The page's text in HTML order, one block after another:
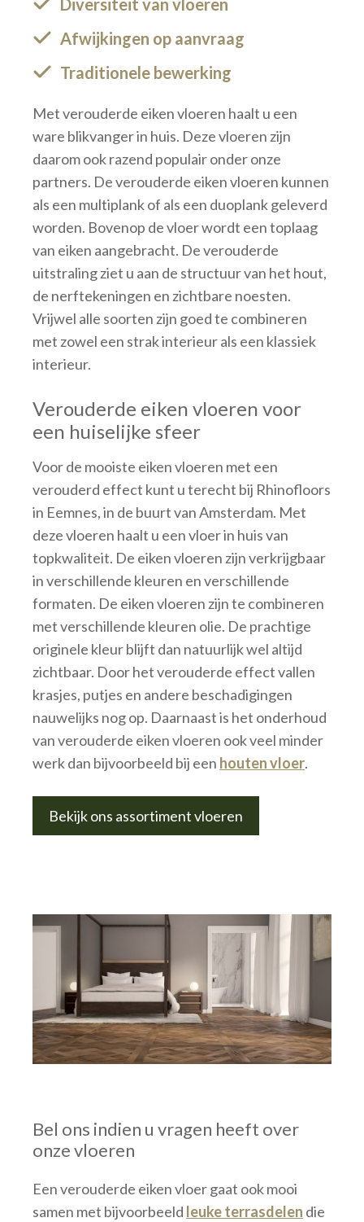
Met verouderde eiken vloeren haalt u een
ware blikvanger in huis. Deze vloeren zijn
daarom ook razend populair onder onze
partners. De verouderde eiken vloeren kunnen
als een multiplank of als een duoplank geleverd
worden. Bovenop de vloer wordt een toplaag
van eiken aangebracht. De verouderde
uitstraling ziet u aan de structuur van het hout,
de nerftekeningen en zichtbare noesten.
Vrijwel alle soorten zijn goed te combineren
met zowel een strak interieur als een klassiek
interieur.
Verouderde eiken vloeren voor
een huiselijke sfeer
Voor de mooiste eiken vloeren met een
verouderd effect kunt u terecht bij Rhinofloors
in Eemnes, in de buurt van Amsterdam. Met
deze vloeren haalt u een vloer in huis van
topkwaliteit. De eiken vloeren zijn verkrijgbaar
in verschillende kleuren en verschillende
formaten. De eiken vloeren zijn te combineren
met verschillende kleuren olie. De prachtige
originele kleur blijft dan natuurlijk wel altijd
zichtbaar. Door het verouderde effect vallen
krasjes, putjes en andere beschadigingen
nauwelijks nog op. Daarnaast is het onderhoud
van verouderde eiken vloeren ook veel minder
werk dan bijvoorbeeld bij een houten vloer.
Bekijk ons assortiment vloeren
Diversiteit van vloeren
Afwijkingen op aanvraag
Traditionele bewerking
Bel ons indien u vragen heeft over
onze vloeren
Een verouderde eiken vloer gaat ook mooi
samen met bijvoorbeeld leuke terrasdelen die